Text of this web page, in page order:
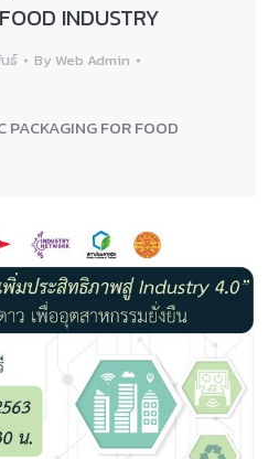
INDUSTRY
ธ์ By Web Admin
FOR FOOD